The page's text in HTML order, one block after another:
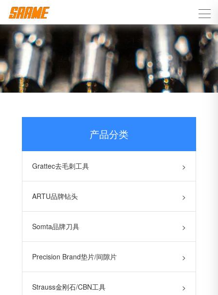
产品分类
Grattec去毛刺工具 >
ARTU品牌钻头 >
Somta品牌刀具 >
Precision Brand垫片/间隙片 >
Strauss金刚石/CBN工具 >